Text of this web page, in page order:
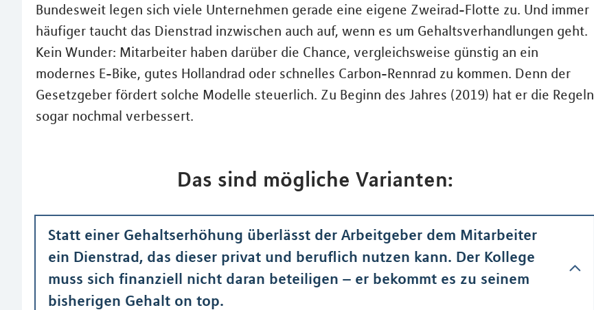
Bundesweit legen sich viele Unternehmen gerade eine eigene Zweirad-Flotte zu. Und immer
häufiger taucht das Dienstrad inzwischen auch auf, wenn es um Gehaltsverhandlungen geht.
Kein Wunder: Mitarbeiter haben darüber die Chance, vergleichsweise günstig an ein
modernes E-Bike, gutes Hollandrad oder schnelles Carbon-Rennrad zu kommen. Denn der
Gesetzgeber fördert solche Modelle steuerlich. Zu Beginn des Jahres (2019) hat er die Regeln
sogar nochmal verbessert.
Das sind mögliche Varianten:
Statt einer Gehaltserhöhung überlässt der Arbeitgeber dem Mitarbeiter
ein Dienstrad, das dieser privat und beruflich nutzen kann. Der Kollege
muss sich finanziell nicht daran beteiligen – er bekommt es zu seinem
bisherigen Gehalt on top.